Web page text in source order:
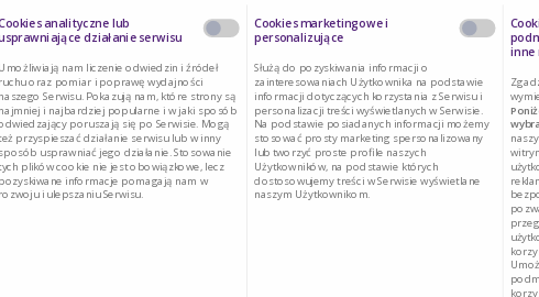
wraz z wiekiem i dotyczy do 7% osób w wieku
Ogromna jest też grupa ryzyka
niewydolności żylnej dotyczy aż 60%
są owrzodzenia żylne, rzadziej owrzodzenie
analityczne lub
działanie serwisu
Umożliwiają nam liczenie odwiedzin i źródeł
ruchu oraz pomiar i poprawę wydajności
naszego Serwisu. Pokazują nam, które strony są
najmniej i najbardziej popularne i w jaki sposób
poruszają się po Serwisie. Mogą
przyspieszać działanie serwisu lub w inny
sposób usprawniać jego działanie. Stosowanie
plików cookie nie jest obowiązkowe, lecz
pozyskiwane informacje pomagają nam w
rozwoju i ulepszaniu Serwisu.
Cookies marketingowe i
personalizujące
Służą do pozyskiwania informacji o
zainteresowaniach Użytkownika na podstawie
informacji dotyczących korzystania z Serwisu i
personalizacji treści wyświetlanych w Serwisie.
Na podstawie posiadanych informacji możemy
stosować prosty marketing spersonalizowany
lub tworzyć proste profile naszych
Użytkowników, na podstawie których
dostosowujemy treści w Serwisie wyświetlane
naszym Użytkownikom.
inne